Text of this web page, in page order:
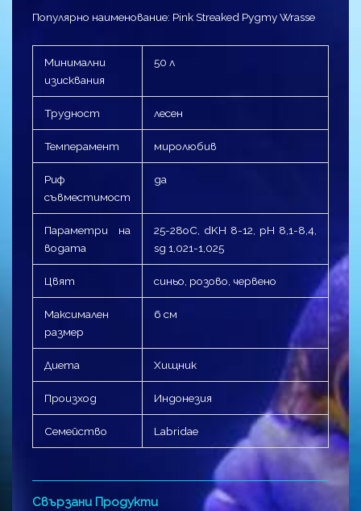
Популярно наименование: Pink Streaked Pygmy Wrasse
Минимални
изисквания
50 л
Трудност лесен
Темперамент миролюбив
Риф
съвместимост
да
Параметри на
водата
25-28оC, dKH 8-12, pH 8,1-8,4,
sg 1,021-1,025
Цвят синьо, розово, червено
Максимален
размер
6 см
Диета Хищник
Произход Индонезия
Семейство Labridae
Свързани Продукти